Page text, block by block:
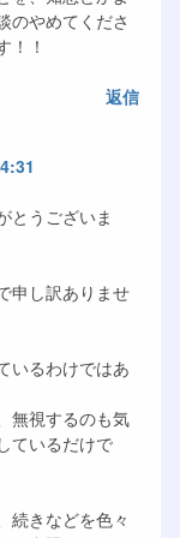
のやめてくださ
！！
返信
とうございま
申し訳ありませ
いるわけではあ
無視するのも気
ているだけで
続きなどを色々